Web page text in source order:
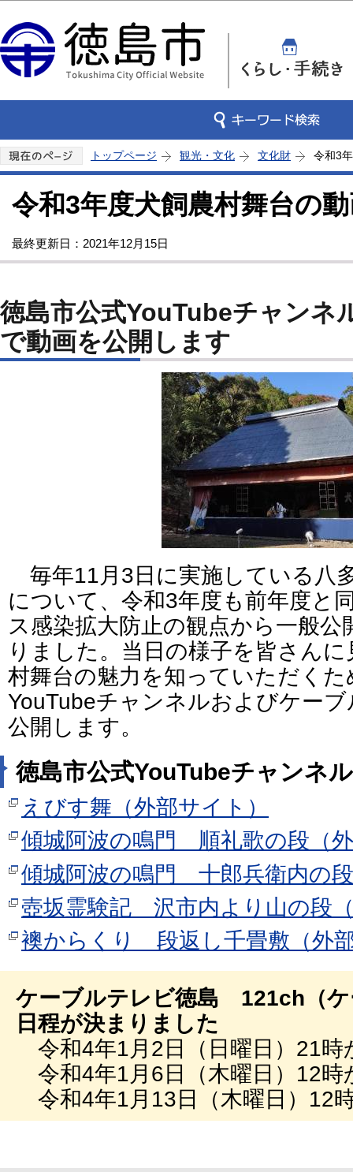
トップページ 観光・文化 文化財 令和3
令和3年度犬飼農村舞台の
最終更新日：2021年12月15日
徳島市公式YouTubeチャンネ
で動画を公開します
毎年11月3日に実施している八
について、令和3年度も前年度と
ス感染拡大防止の観点から一般
りました。当日の様子を皆さん
村舞台の魅力を知っていただくた
YouTubeチャンネルおよびケー
公開します。
徳島市公式YouTubeチャンネル
えびす舞（外部サイト）
傾城阿波の鳴門 順礼歌の段（
傾城阿波の鳴門 十郎兵衛内の
壺坂霊験記 沢市内より山の段
襖からくり 段返し千畳敷（外
ケーブルテレビ徳島 121ch（ケ
日程が決まりました
令和4年1月2日（日曜日）21時
令和4年1月6日（木曜日）12時
令和4年1月13日（木曜日）12